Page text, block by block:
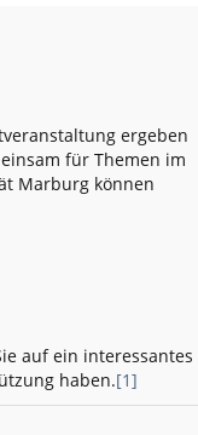
ergeben
für Themen im
Marburg können
auf ein interessantes
haben.[1]